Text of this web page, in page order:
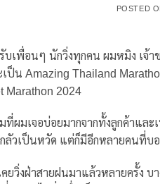
POSTED
บเพื่อนๆ นักวิ่งทุกคน ผมหมิง เจ้า
เป็น Amazing Thailand
Marathon 2024
ที่ผมเจอบ่อยมากจากทั้งลูกค้าแล
ลัวเป็นหวัด แต่ก็มีอีกหลายคนที่บอ
คยวิ่งฝ่าสายฝนมาแล้วหลายครั้ง บ